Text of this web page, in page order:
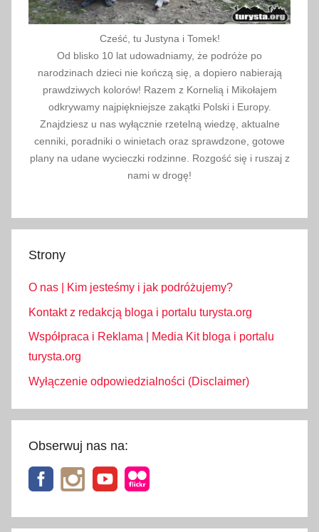
Cześć, tu Justyna i Tomek!
Od blisko 10 lat udowadniamy, że podróże po
narodzinach dzieci nie kończą się, a dopiero nabierają
prawdziwych kolorów! Razem z Kornelią i Mikołajem
odkrywamy najpiękniejsze zakątki Polski i Europy.
Znajdziesz u nas wyłącznie rzetelną wiedzę, aktualne
cenniki, poradniki o winietach oraz sprawdzone, gotowe
plany na udane wycieczki rodzinne. Rozgość się i ruszaj z
nami w drogę!
Strony
O nas | Kim jesteśmy i jak podróżujemy?
Kontakt z redakcją bloga i portalu turysta.org
Współpraca i Reklama | Media Kit bloga i portalu
turysta.org
Wyłączenie odpowiedzialności (Disclaimer)
Obserwuj nas na: